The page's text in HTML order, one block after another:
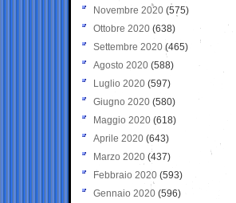
Novembre 2020 (575)
Ottobre 2020 (638)
Settembre 2020(465)
Agosto 2020 (588)
Luglio 2020 (597)
Giugno 2020 (580)
Maggio 2020 (618)
Aprile 2020 (643)
Marzo 2020 (437)
Febbraio 2020 (593)
Gennaio 2020 (596)